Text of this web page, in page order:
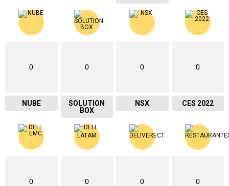
0
NUBE
0
SOLUTION
BOX
0
NSX
0
CES 2022
0 0 0 0